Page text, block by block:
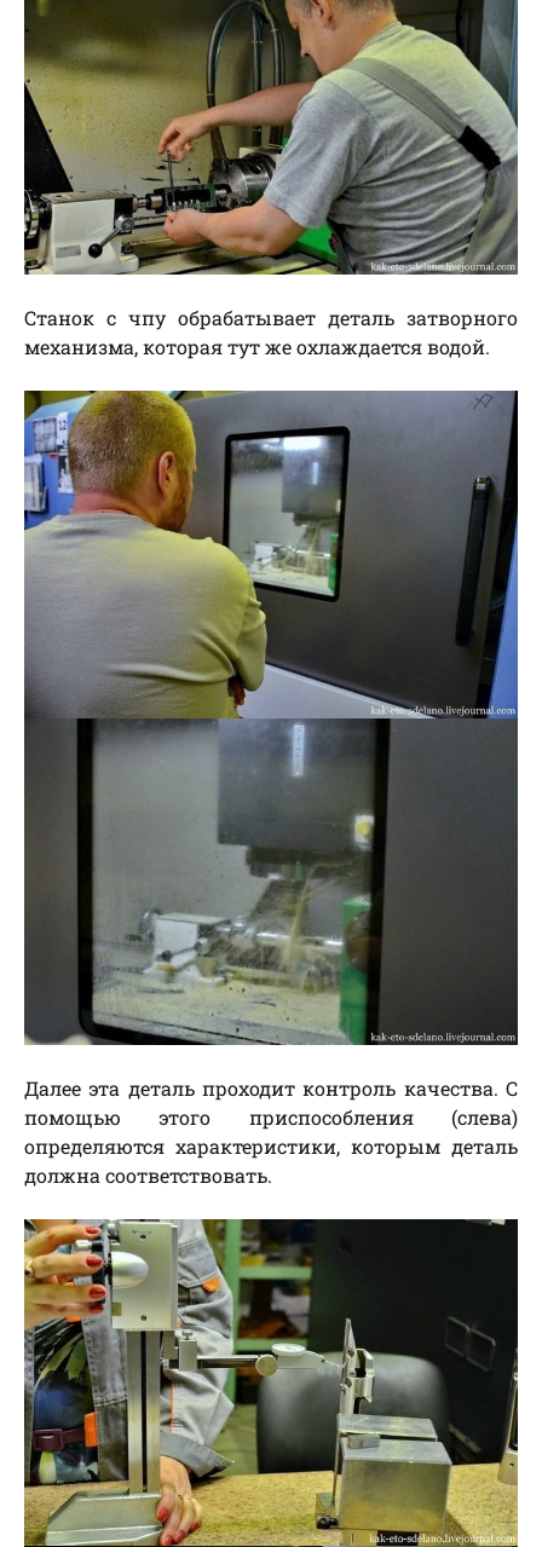
Станок с чпу обрабатывает деталь затворного
механизма, которая тут же охлаждается водой.
Далее эта деталь проходит контроль качества. С
помощью этого приспособления (слева)
определяются характеристики, которым деталь
должна соответствовать.